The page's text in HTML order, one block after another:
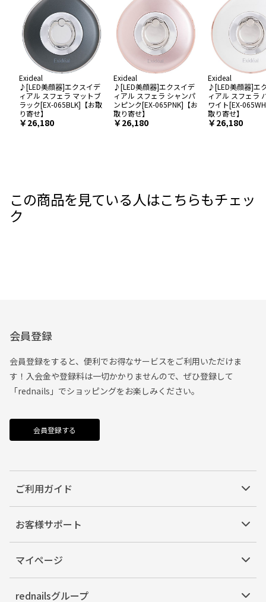
高かったけど、買って本当に良かったベストバイ!
Exideal
♪[LED美顔器]エクスイデ
ィアル スフェラ マットブ
ラック[EX-065BLK]【お取
り寄せ】
￥26,180
Exideal
♪[LED美顔器]エクスイデ
ィアル スフェラ シャンパ
ンピンク[EX-065PNK]【お
取り寄せ】
￥26,180
Exideal
♪[LED美顔器]エ
ィアル スフェラ
ワイト[EX-
取り寄せ】
￥26,180
この商品を見ている人はこちらもチェッ
ク
会員登録
会員登録をすると、便利でお得なサービスをご利用いただけま
す！入会金や登録料は一切かかりませんので、ぜひ登録して
「rednails」でショッピングをお楽しみください。
会員登録する
ご利用ガイド
お客様サポート
マイページ
rednailsグループ